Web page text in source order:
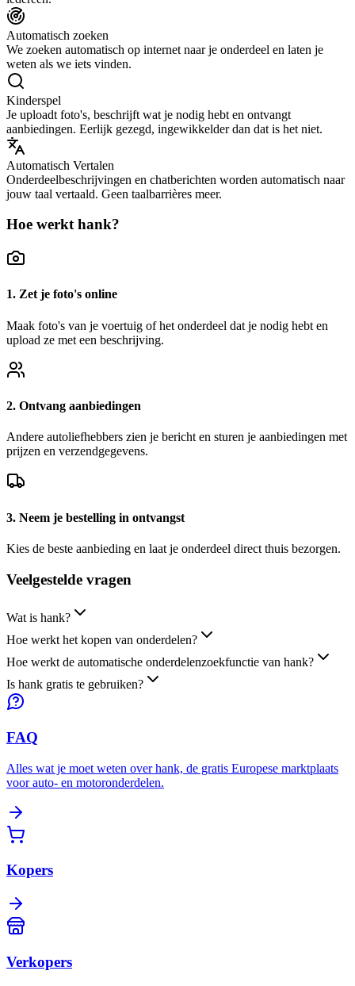
Automatisch zoeken
We zoeken automatisch op internet naar je onderdeel en laten je
weten als we iets vinden.
Kinderspel
Je uploadt foto's, beschrijft wat je nodig hebt en ontvangt
aanbiedingen. Eerlijk gezegd, ingewikkelder dan dat is het niet.
Automatisch Vertalen
Onderdeelbeschrijvingen en chatberichten worden automatisch naar
jouw taal vertaald. Geen taalbarrières meer.
Hoe werkt hank?
1. Zet je foto's online
Maak foto's van je voertuig of het onderdeel dat je nodig hebt en
upload ze met een beschrijving.
2. Ontvang aanbiedingen
Andere autoliefhebbers zien je bericht en sturen je aanbiedingen met
prijzen en verzendgegevens.
3. Neem je bestelling in ontvangst
Kies de beste aanbieding en laat je onderdeel direct thuis bezorgen.
Veelgestelde vragen
Wat is hank?
Hoe werkt het kopen van onderdelen?
Hoe werkt de automatische onderdelenzoekfunctie van hank?
Is hank gratis te gebruiken?
FAQ
Alles wat je moet weten over hank, de gratis Europese marktplaats
voor auto- en motoronderdelen.
Kopers
Verkopers